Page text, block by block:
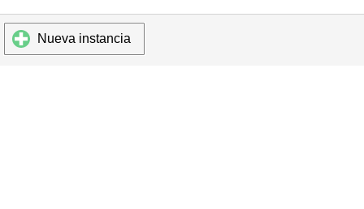
Nueva instancia